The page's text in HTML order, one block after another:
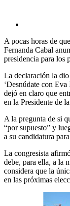
A pocas horas de
Fernanda Cabal
presidencia para los
La declaración la
‘Desnúdate con
dejó en claro que
en la Presidente de
A la pregunta de si
“por supuesto” y
a su candidatura
La congresista
debe, para ella, a la
considera que la
en las próximas